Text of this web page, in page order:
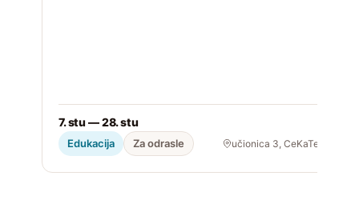
7. stu — 28. stu
Edukacija Za odrasle učionica 3, CeKaTe